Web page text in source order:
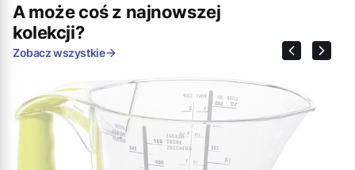
A może coś z najnowszej
kolekcji?
Zobacz wszystkie